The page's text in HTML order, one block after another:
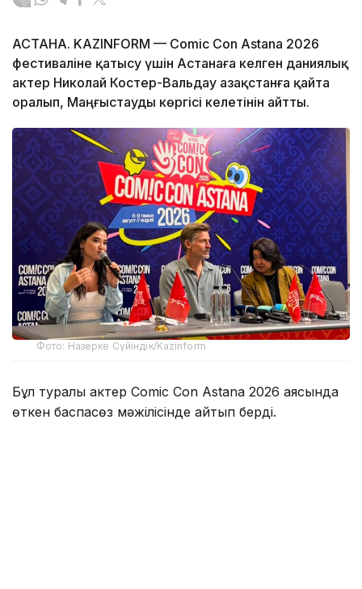
АСТАНА. KAZINFORM — Comic Con Astana 2026
фестиваліне қатысу үшін Астанаға келген даниялық
актер Николай Костер-Вальдау Қазақстанға қайта
оралып, Маңғыстауды көргісі келетінін айтты.
Фото: Назерке Сүйіндік/Kazinform
Бұл туралы актер Comic Con Astana 2026 аясында
өткен баспасөз мәжілісінде айтып берді.